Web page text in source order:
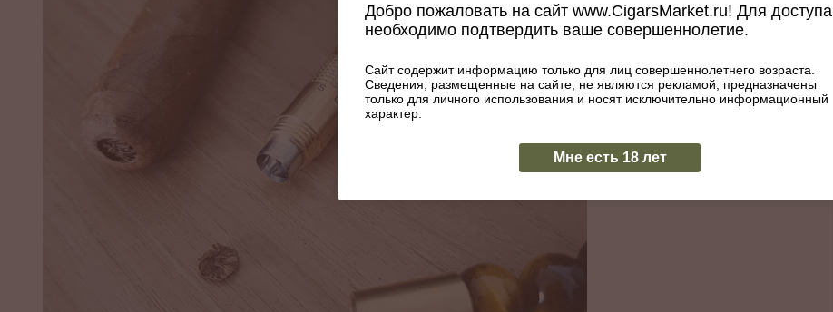
Добро пожаловать на сайт www.CigarsMarket.ru! Для доступа
необходимо подтвердить ваше совершеннолетие.
Сайт содержит информацию только для лиц совершеннолетнего возраста.
Сведения, размещенные на сайте, не являются рекламой, предназначены
только для личного использования и носят исключительно информационный
характер.
Мне есть 18 лет